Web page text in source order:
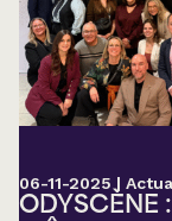
06-11-2025 |
ODYSCÈNE